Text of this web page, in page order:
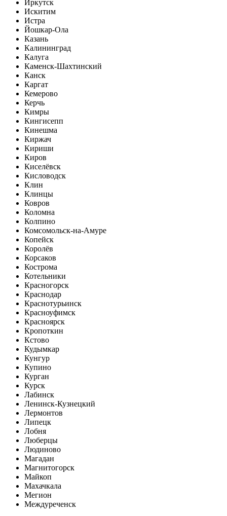
Иркутск
Искитим
Истра
Йошкар-Ола
Казань
Калининград
Калуга
Каменск-Шахтинский
Канск
Каргат
Кемерово
Керчь
Кимры
Кингисепп
Кинешма
Киржач
Кириши
Киров
Киселёвск
Кисловодск
Клин
Клинцы
Ковров
Коломна
Колпино
Комсомольск-на-Амуре
Копейск
Королёв
Корсаков
Кострома
Котельники
Красногорск
Краснодар
Краснотурьинск
Красноуфимск
Красноярск
Кропоткин
Кстово
Кудымкар
Кунгур
Купино
Курган
Курск
Лабинск
Ленинск-Кузнецкий
Лермонтов
Липецк
Лобня
Люберцы
Людиново
Магадан
Магнитогорск
Майкоп
Махачкала
Мегион
Междуреченск